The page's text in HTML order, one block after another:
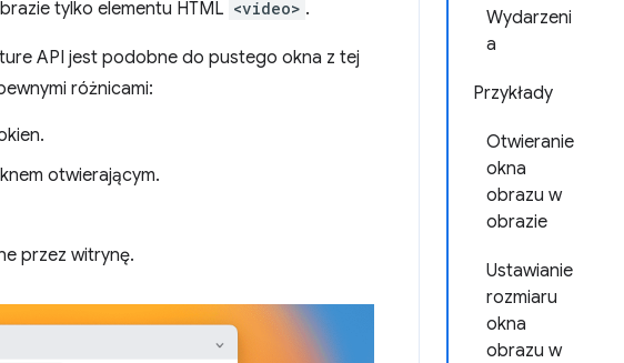
Wydarzeni
a
Przykłady
Otwieranie
okna
obrazu w
obrazie
Ustawianie
rozmiaru
okna
obrazu w
tylko elementu HTML <video> .
API jest podobne do pustego okna z tej
różnicami:
otwierającym.
przez witrynę.